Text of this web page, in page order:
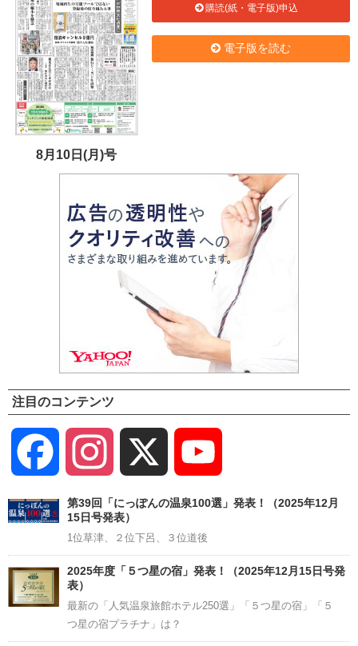
8月10日(月)号
購読(紙・電子版)申込
電子版を読む
注目のコンテンツ
Facebook Instagram
Channel
第39回「にっぽんの温泉100選」発表！（2025年12月
15日号発表）
1位草津、２位下呂、３位道後
2025年度「５つ星の宿」発表！（2025年12月15日号発
表）
最新の「人気温泉旅館ホテル250選」「５つ星の宿」「５
つ星の宿プラチナ」は？